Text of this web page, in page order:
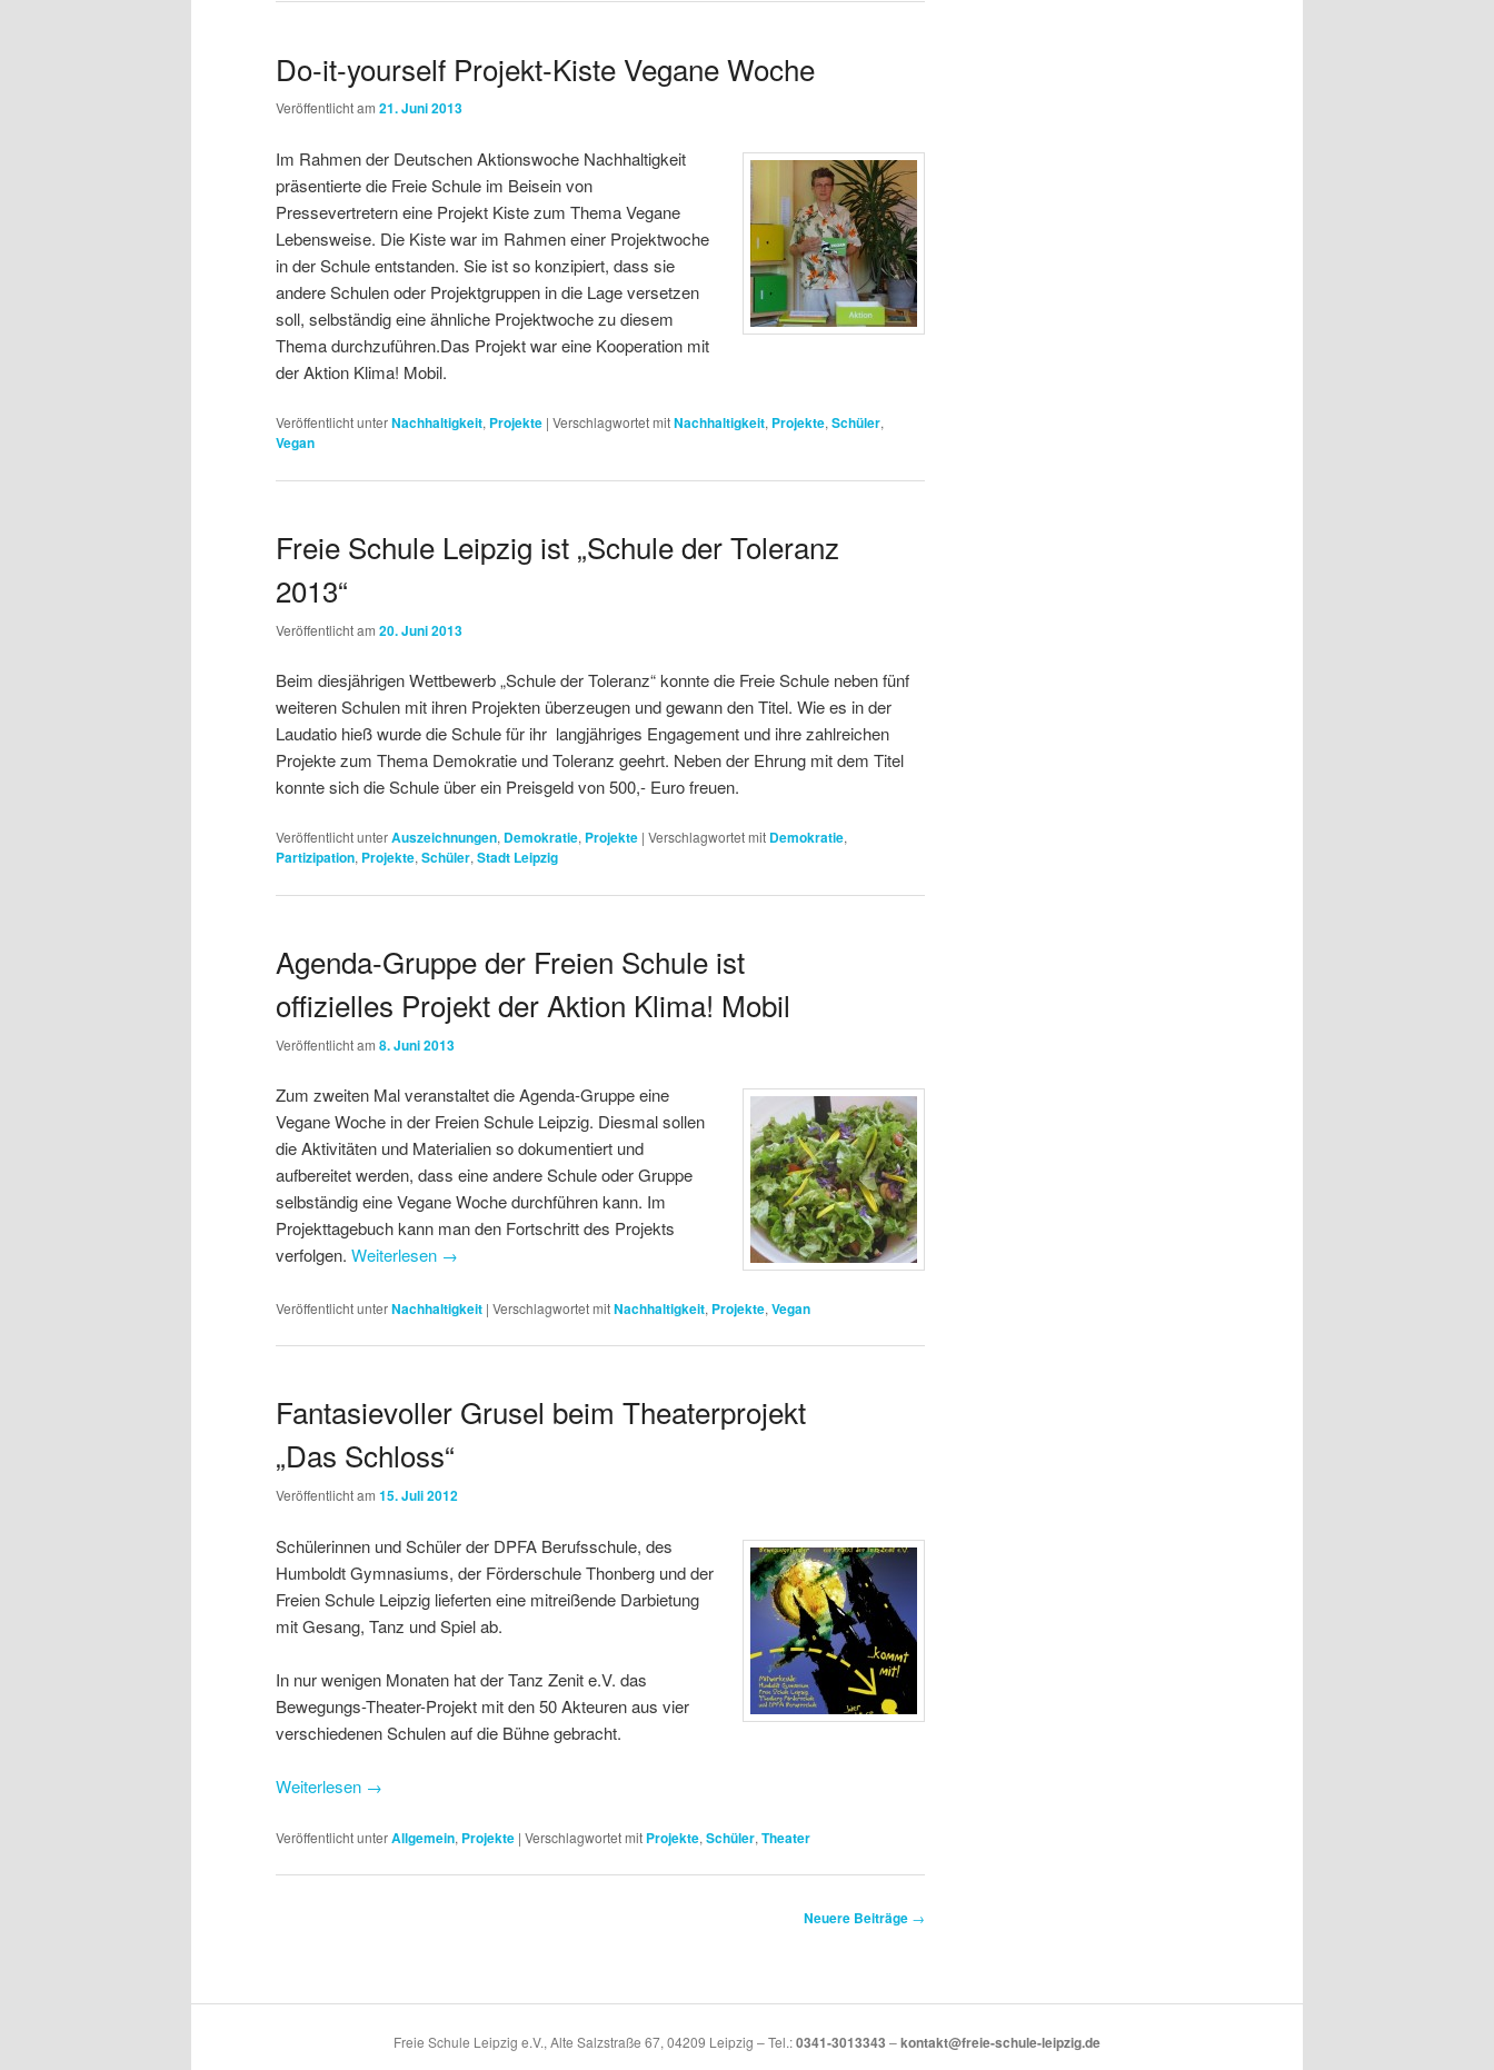
Do-it-yourself Projekt-Kiste Vegane Woche
Veröffentlicht am 21. Juni 2013
Im Rahmen der Deutschen Aktionswoche Nachhaltigkeit
präsentierte die Freie Schule im Beisein von
Pressevertretern eine Projekt Kiste zum Thema Vegane
Lebensweise. Die Kiste war im Rahmen einer Projektwoche
in der Schule entstanden. Sie ist so konzipiert, dass sie
andere Schulen oder Projektgruppen in die Lage versetzen
soll, selbständig eine ähnliche Projektwoche zu diesem
Thema durchzuführen.Das Projekt war eine Kooperation mit
der Aktion Klima! Mobil.
Veröffentlicht unterNachhaltigkeit, Projekte | Verschlagwortet mitNachhaltigkeit, Projekte, Schüler,
Vegan
Freie Schule Leipzig ist „Schule der Toleranz
2013“
Veröffentlicht am 20. Juni 2013
Beim diesjährigen Wettbewerb „Schule der Toleranz“ konnte die Freie Schule neben fünf
weiteren Schulen mit ihren Projekten überzeugen und gewann den Titel. Wie es in der
Laudatio hieß wurde die Schule für ihr langjähriges Engagement und ihre zahlreichen
Projekte zum Thema Demokratie und Toleranz geehrt. Neben der Ehrung mit dem Titel
konnte sich die Schule über ein Preisgeld von 500,- Euro freuen.
Veröffentlicht unterAuszeichnungen, Demokratie, Projekte | Verschlagwortet mit Demokratie,
Partizipation, Projekte,Schüler,Stadt Leipzig
Agenda-Gruppe der Freien Schule ist
offizielles Projekt der Aktion Klima! Mobil
Veröffentlicht am 8. Juni 2013
Zum zweiten Mal veranstaltet die Agenda-Gruppe eine
Vegane Woche in der Freien Schule Leipzig. Diesmal sollen
die Aktivitäten und Materialien so dokumentiert und
aufbereitet werden, dass eine andere Schule oder Gruppe
selbständig eine Vegane Woche durchführen kann. Im
Projekttagebuch kann man den Fortschritt des Projekts
verfolgen. Weiterlesen →
Veröffentlicht unterNachhaltigkeit | Verschlagwortet mitNachhaltigkeit, Projekte, Vegan
Fantasievoller Grusel beim Theaterprojekt
„Das Schloss“
Veröffentlicht am 15. Juli 2012
Schülerinnen und Schüler der DPFA Berufsschule, des
Humboldt Gymnasiums, der Förderschule Thonberg und der
Freien Schule Leipzig lieferten eine mitreißende Darbietung
mit Gesang, Tanz und Spiel ab.
In nur wenigen Monaten hat der Tanz Zenit e.V. das
Bewegungs-Theater-Projekt mit den 50 Akteuren aus vier
verschiedenen Schulen auf die Bühne gebracht.
Weiterlesen →
Veröffentlicht unterAllgemein, Projekte | Verschlagwortet mit Projekte, Schüler, Theater
Neuere Beiträge →
Freie Schule Leipzig e.V., Alte Salzstraße 67, 04209 Leipzig – Tel.:0341-3013343 –kontakt@freie-schule-leipzig.de